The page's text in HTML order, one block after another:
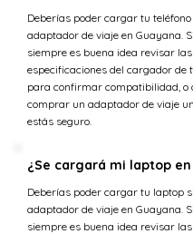
Deberías poder cargar tu
adaptador de viaje en Guayana.
siempre es buena idea revisar las
especificaciones del cargador de
para confirmar compatibilidad, o
comprar un adaptador de viaje
estás seguro.
¿Se cargará mi laptop en
Deberías poder cargar tu laptop
adaptador de viaje en Guayana.
siempre es buena idea revisar las